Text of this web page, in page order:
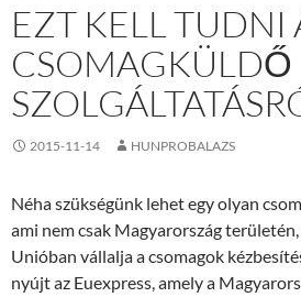
EZT KELL TUDNI
CSOMAGKÜLDŐ
2015-11-14 HUNPROBALAZS
Néha szükségünk lehet egy olyan
ami nem csak Magyarország
Unióban vállalja a csomagok
nyújt az Euexpress, amely a